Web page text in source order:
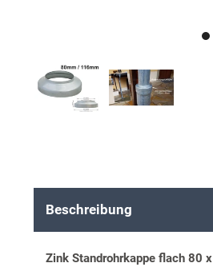
Beschreibung
Zink Standrohrkappe flach 80